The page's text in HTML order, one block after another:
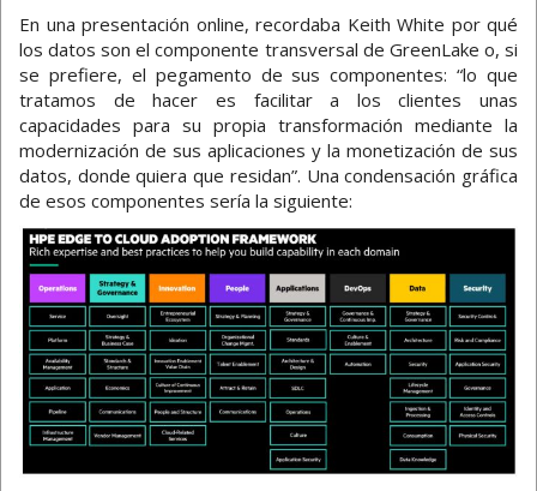
En una presentación online, recordaba Keith White por qué
los datos son el componente transversal de GreenLake o, si
se prefiere, el pegamento de sus componentes: “lo que
tratamos de hacer es facilitar a los clientes unas
capacidades para su propia transformación mediante la
modernización de sus aplicaciones y la monetización de sus
datos, donde quiera que residan”. Una condensación gráfica
de esos componentes sería la siguiente: